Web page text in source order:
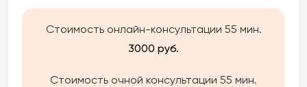
Стоимость онлайн-консультации 55 мин.
3000 руб.
Стоимость очной консультации 55 мин.